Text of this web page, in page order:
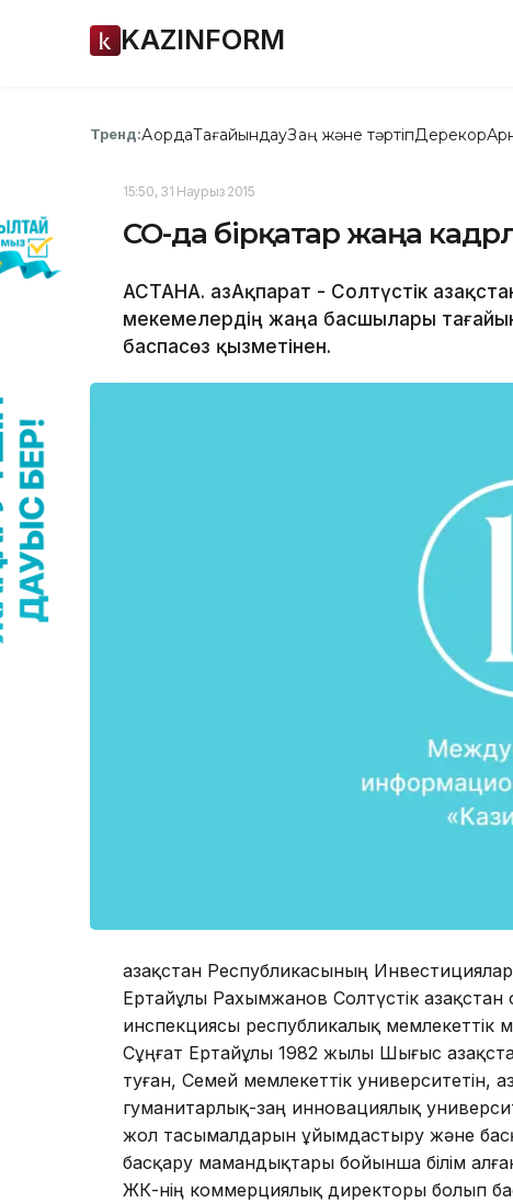
KAZINFORM
Тренд:АқордаТағайындауЗаң және тәртіпДерекқор
15:50, 31 Наурыз 2015
СҚО-да бірқатар жаңа
АСТАНА. ҚазАқпарат - Солтүстік
мекемелердің жаңа басшылары
баспасөз қызметінен.
Қазақстан Республикасының
Ертайұлы Рахымжанов Солтүстiк
инспекциясы республикалық
Сұңғат Ертайұлы 1982 жылы Шығыс
туған, Семей мемлекеттiк университетiн,
гуманитарлық-заң инновациялық
жол тасымалдарын ұйымдастыру және
басқару мамандықтары бойынша бiлiм
ЖК-нiң коммерциялық директоры болып